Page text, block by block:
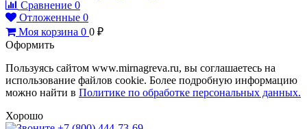
Сравнение 0
Отложенные 0
Моя корзина 0 0 ₽
Оформить
Пользуясь сайтом www.mirnagreva.ru, вы соглашаетесь на
использование файлов cookie. Более подробную информацию
можно найти в Политике по обработке персональных данных.
Хорошо